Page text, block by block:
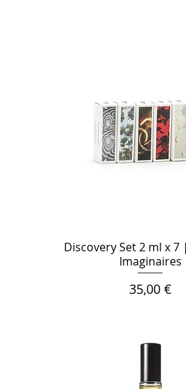
Discovery Set 2 ml x 7
Imaginaires
Цена
35,00 €